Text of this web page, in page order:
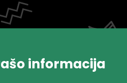
informacija